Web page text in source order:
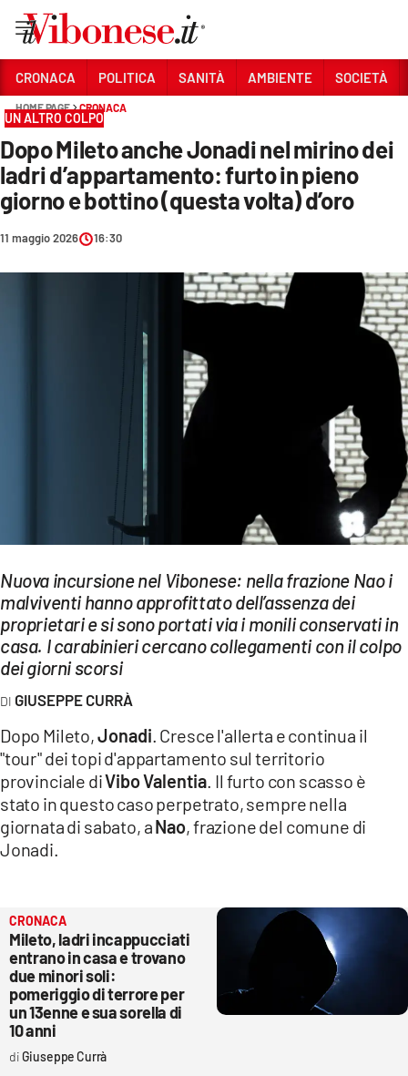
Sezioni
CRONACA
POLITICA
ECONOMIA E LAVORO
LAC TV
LAC NETWORK
LAC ONAIR
LaC
LACTV.IT
LACONAIR.IT
LACITYMAG.IT
COSENZACHANNEL.IT
ILVIBONESE.IT
CATANZAROCHANNEL.IT
LACAPITALENEWS.IT
CRONACA POLITICA SANITÀ AMBIENTE SOCIETÀ
HOME PAGE CRONACA
UN ALTRO COLPO
Dopo Mileto anche Jonadi nel mirino dei
ladri d’appartamento: furto in pieno
giorno e bottino (questa volta) d’oro
11 maggio 2026 16:30
Nuova incursione nel Vibonese: nella frazione Nao i
malviventi hanno approfittato dell’assenza dei
proprietari e si sono portati via i monili conservati in
casa. I carabinieri cercano collegamenti con il colpo
dei giorni scorsi
GIUSEPPE CURRÀ
Dopo Mileto,Jonadi . Cresce l'allerta e continua il
"tour" dei topi d'appartamento sul territorio
provinciale diVibo Valentia . Il furto con scasso è
stato in questo caso perpetrato, sempre nella
giornata di sabato, aNao, frazione del comune di
Jonadi.
CRONACA
Mileto, ladri incappucciati
entrano in casa e trovano
due minori soli:
pomeriggio di terrore per
un 13enne e sua sorella di
10 anni
Giuseppe Currà